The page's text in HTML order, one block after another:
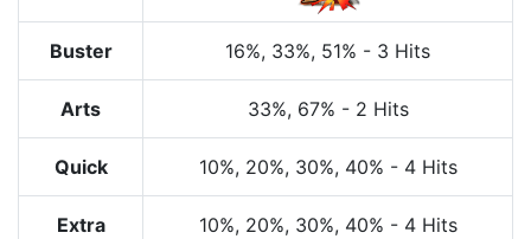
Buster 16%, 33%, 51% - 3 Hits
Arts 33%, 67% - 2 Hits
Quick 10%, 20%, 30%, 40% - 4 Hits
Extra 10%, 20%, 30%, 40% - 4 Hits